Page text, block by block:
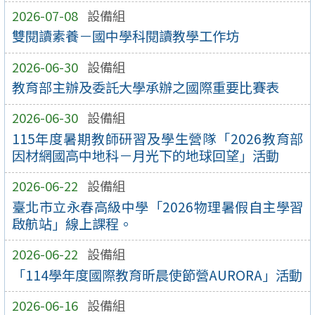
2026-07-08 設備組
雙閱讀素養－國中學科閱讀教學工作坊
2026-06-30 設備組
教育部主辦及委託大學承辦之國際重要比賽表
2026-06-30 設備組
115年度暑期教師研習及學生營隊「2026教育部
因材網國高中地科－月光下的地球回望」活動
2026-06-22 設備組
臺北市立永春高級中學「2026物理暑假自主學習
啟航站」線上課程。
2026-06-22 設備組
「114學年度國際教育昕晨使節營AURORA」活動
2026-06-16 設備組